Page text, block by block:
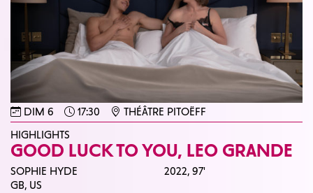
DIM 6 17:30
THÉÂTRE PITOËFF
HIGHLIGHTS
GOOD LUCK TO YOU, LEO GRANDE
SOPHIE HYDE
GB, US
2022,97'